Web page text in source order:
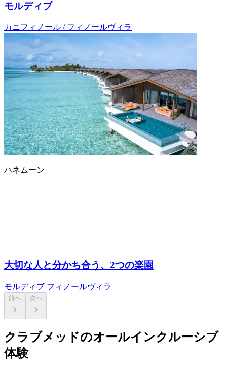
モルディブ
カニフィノール / フィノールヴィラ
ハネムーン
大切な人と分かち合う、2つの楽園
モルディブ フィノールヴィラ
前へ 次へ
クラブメッドのオールインクルーシブ
体験